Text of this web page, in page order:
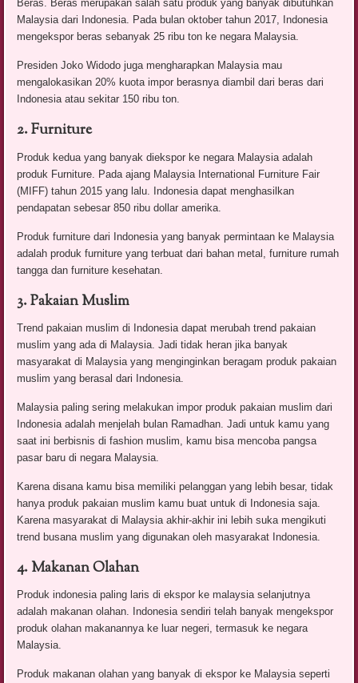
Beras. Beras merupakan salah satu produk yang banyak dibutuhkan
Malaysia dari Indonesia. Pada bulan oktober tahun 2017, Indonesia
mengekspor beras sebanyak 25 ribu ton ke negara Malaysia.
Presiden Joko Widodo juga mengharapkan Malaysia mau
mengalokasikan 20% kuota impor berasnya diambil dari beras dari
Indonesia atau sekitar 150 ribu ton.
2. Furniture
Produk kedua yang banyak diekspor ke negara Malaysia adalah
produk Furniture. Pada ajang Malaysia International Furniture Fair
(MIFF) tahun 2015 yang lalu. Indonesia dapat menghasilkan
pendapatan sebesar 850 ribu dollar amerika.
Produk furniture dari Indonesia yang banyak permintaan ke Malaysia
adalah produk furniture yang terbuat dari bahan metal, furniture rumah
tangga dan furniture kesehatan.
3. Pakaian Muslim
Trend pakaian muslim di Indonesia dapat merubah trend pakaian
muslim yang ada di Malaysia. Jadi tidak heran jika banyak
masyarakat di Malaysia yang menginginkan beragam produk pakaian
muslim yang berasal dari Indonesia.
Malaysia paling sering melakukan impor produk pakaian muslim dari
Indonesia adalah menjelah bulan Ramadhan. Jadi untuk kamu yang
saat ini berbisnis di fashion muslim, kamu bisa mencoba pangsa
pasar baru di negara Malaysia.
Karena disana kamu bisa memiliki pelanggan yang lebih besar, tidak
hanya produk pakaian muslim kamu buat untuk di Indonesia saja.
Karena masyarakat di Malaysia akhir-akhir ini lebih suka mengikuti
trend busana muslim yang digunakan oleh masyarakat Indonesia.
4. Makanan Olahan
Produk indonesia paling laris di ekspor ke malaysia selanjutnya
adalah makanan olahan. Indonesia sendiri telah banyak mengekspor
produk olahan makanannya ke luar negeri, termasuk ke negara
Malaysia.
Produk makanan olahan yang banyak di ekspor ke Malaysia seperti